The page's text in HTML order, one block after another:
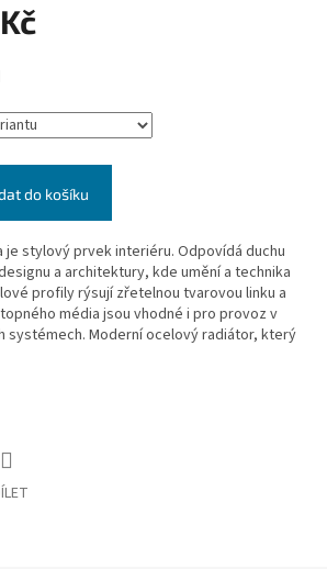
do košíku
je stylový prvek interiéru. Odpovídá duchu
a architektury, kde umění a technika
profily rýsují zřetelnou tvarovou linku a
média jsou vhodné i pro provoz v
systémech. Moderní ocelový radiátor, který